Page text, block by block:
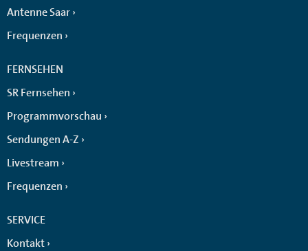
Antenne Saar
Frequenzen
FERNSEHEN
SR Fernsehen
Programmvorschau
Sendungen A-Z
Livestream
Frequenzen
SERVICE
Kontakt